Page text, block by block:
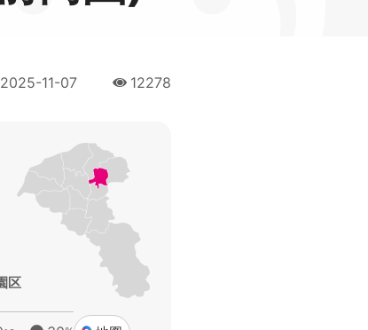
2025-11-07
人氣
12278
区